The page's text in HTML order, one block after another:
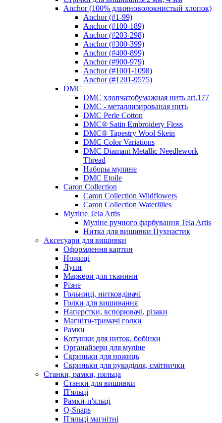
Anchor (100% длинноволокнистый хлопок)
Anchor (#1-99)
Anchor (#100-189)
Anchor (#203-298)
Anchor (#300-399)
Anchor (#400-899)
Anchor (#900-979)
Anchor (#1001-1098)
Anchor (#1201-9575)
DMC
DMC хлопчатобумажная нить art.177
DMC - металлизированая нить
DMC Perle Cotton
DMC® Satin Embroidery Floss
DMC® Tapestry Wool Skein
DMC Color Variations
DMC Diamant Metallic Needlework
Thread
Наборы мулине
DMC Etoile
Caron Collection
Caron Collection Wildflowers
Caron Collection Waterlilies
Муліне Tela Artis
Муліне ручного фарбування Tela Artis
Нитка для вишивки Пухнастик
Аксесуари для вишивки
Оформлення картин
Ножиці
Лупи
Маркери для тканини
Різне
Гольниці, нитковдівачі
Голки для вишивання
Наперстки, вспорювачі, різаки
Магніти-тримачі голки
Рамки
Котушки для ниток, бобінки
Органайзери для муліне
Скриньки для ножиць
Скриньки для рукоділля, смітнички
Станки, рамки, пяльца
Станки для вишивки
П'яльці
Рамки-п'яльці
Q-Snaps
П'яльці магнітні